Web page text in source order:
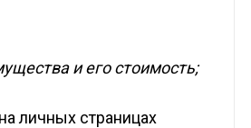
и его стоимость;
личных страницах